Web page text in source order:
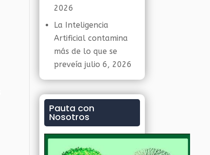
2026
La Inteligencia
Artificial contamina
más de lo que se
preveía julio 6, 2026
Pauta con
Nosotros